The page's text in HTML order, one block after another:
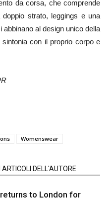
da corsa, che comprende
strato, leggings e una
al design unico della
con il proprio corpo e
Womenswear
ARTICOLI DELL'AUTORE
to London for